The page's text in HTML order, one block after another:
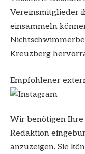
Vereinsmitglieder
einsammeln
Kreuzberg
Empfohlener
Wir benötigen
Redaktion
anzuzeigen. Sie